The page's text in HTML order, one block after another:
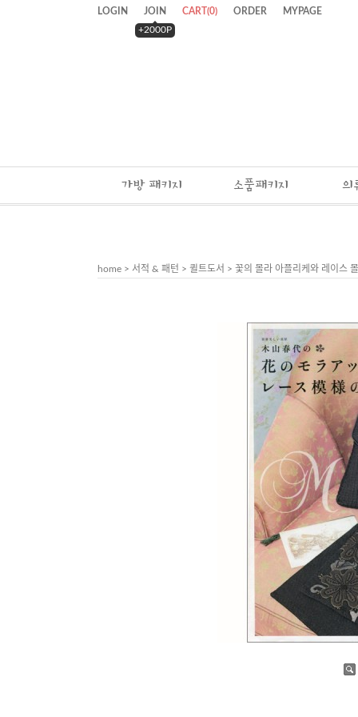
LOGIN
JOIN
+2000P
CART(0) ORDER MYPAGE
가방 패키지 소품패키지 의
home > 서적 & 패턴 > 퀼트도서 > 꽃의 몰라 아플리케와 레이스